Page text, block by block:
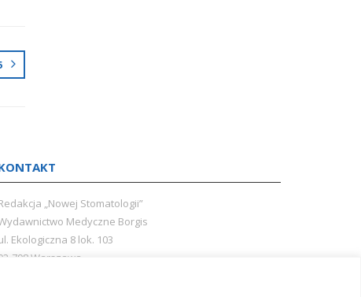
„Nowej Stomatologii”
Medyczne Borgis
Ekologiczna 8 lok. 103
798 Warszawa